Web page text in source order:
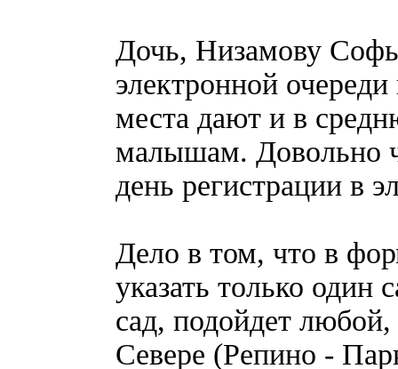
Дочь, Низамову
электронной
места дают и в
малышам. Довольно
день регистрации в
Дело в том, что в
указать только
сад, подойдет
Севере (Репино -